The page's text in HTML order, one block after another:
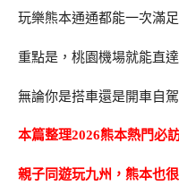
玩樂熊本通通都能一次滿
重點是，桃園機場就能直
無論你是搭車還是開車自
本篇整理2026熊本熱門必
親子同遊玩九州，熊本也